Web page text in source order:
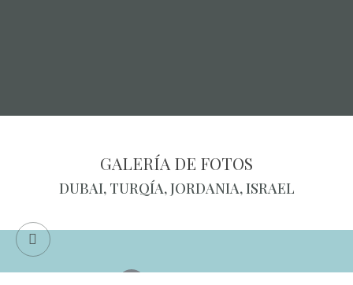
GALERÍA DE FOTOS
DUBAI, TURQÍA, JORDANIA, ISRAEL